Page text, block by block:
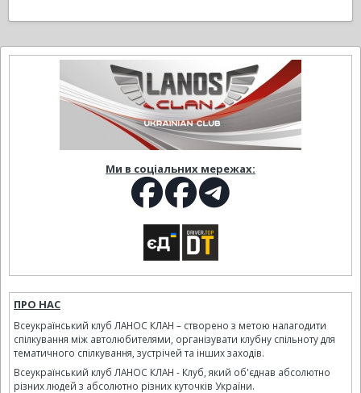
Ми в соціальних мережах:
ПРО НАС
Всеукраїнський клуб ЛАНОС КЛАН – створено з метою налагодити
спілкування між автолюбителями, організувати клубну спільноту для
тематичного спілкування, зустрічей та інших заходів.
Всеукраїнський клуб ЛАНОС КЛАН - Клуб, який об'єднав абсолютно
різних людей з абсолютно різних куточків України.